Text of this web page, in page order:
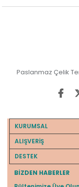
Paslanmaz Çelik
KURUMSAL
ALIŞVERİŞ
DESTEK
BIZDEN HABERLER